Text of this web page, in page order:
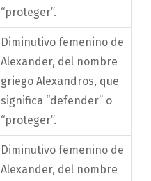
“proteger”.
Diminutivo femenino de
Alexander, del nombre
griego Alexandros, que
significa “defender” o
“proteger”.
Diminutivo femenino de
Alexander, del nombre